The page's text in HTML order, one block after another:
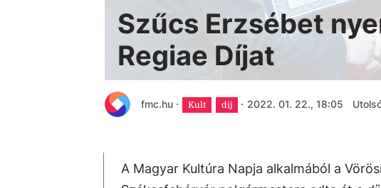
Szűcs Erzsébet
Regiae Díjat
fmc.hu · Kult díj · 2022. 01. 22., 18:05
A Magyar Kultúra Napja alkalmából a